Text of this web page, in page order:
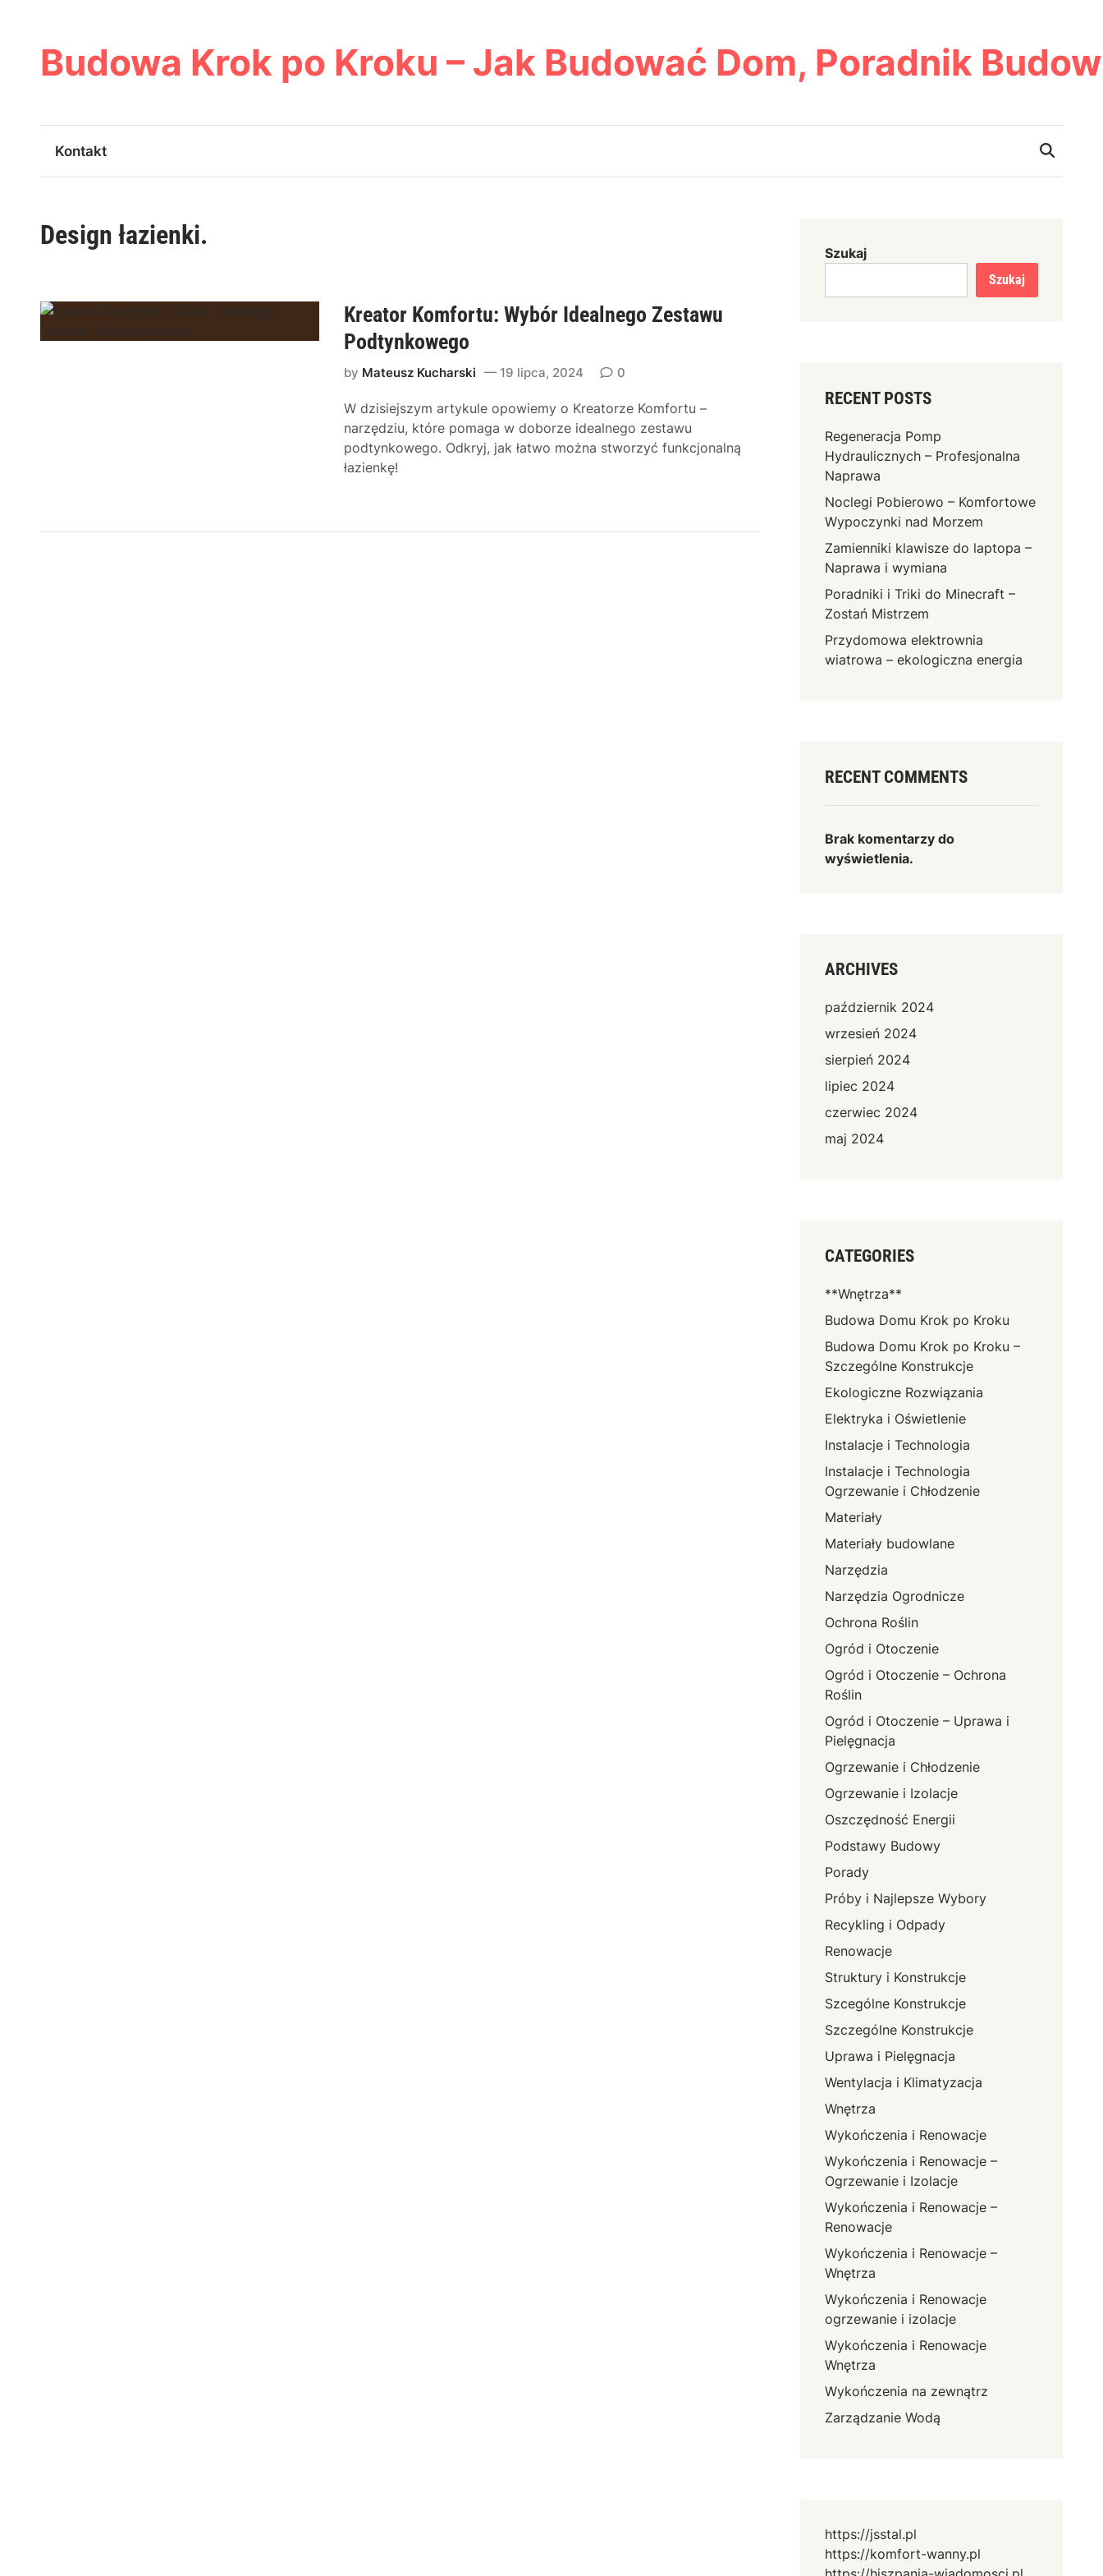
contentBudowa Krok po Kroku – Jak Budować Dom, Poradnik
Kontakt
Design łazienki.
Kreator Komfortu: Wybór Idealnego Zestawu
Podtynkowego
by Mateusz Kucharski 19 lipca, 2024 0
W dzisiejszym artykule opowiemy o Kreatorze Komfortu –
narzędziu, które pomaga w doborze idealnego zestawu
podtynkowego. Odkryj, jak łatwo można stworzyć funkcjonalną
łazienkę!
Szukaj
Szukaj
RECENT POSTS
Regeneracja Pomp
Hydraulicznych – Profesjonalna
Naprawa
Noclegi Pobierowo – Komfortowe
Wypoczynki nad Morzem
Zamienniki klawisze do laptopa –
Naprawa i wymiana
Poradniki i Triki do Minecraft –
Zostań Mistrzem
Przydomowa elektrownia
wiatrowa – ekologiczna energia
RECENT COMMENTS
Brak komentarzy do
wyświetlenia.
ARCHIVES
październik 2024
wrzesień 2024
sierpień 2024
lipiec 2024
czerwiec 2024
maj 2024
CATEGORIES
**Wnętrza**
Budowa Domu Krok po Kroku
Budowa Domu Krok po Kroku –
Szczególne Konstrukcje
Ekologiczne Rozwiązania
Elektryka i Oświetlenie
Instalacje i Technologia
Instalacje i Technologia
Ogrzewanie i Chłodzenie
Materiały
Materiały budowlane
Narzędzia
Narzędzia Ogrodnicze
Ochrona Roślin
Ogród i Otoczenie
Ogród i Otoczenie – Ochrona
Roślin
Ogród i Otoczenie – Uprawa i
Pielęgnacja
Ogrzewanie i Chłodzenie
Ogrzewanie i Izolacje
Oszczędność Energii
Podstawy Budowy
Porady
Próby i Najlepsze Wybory
Recykling i Odpady
Renowacje
Struktury i Konstrukcje
Szcególne Konstrukcje
Szczególne Konstrukcje
Uprawa i Pielęgnacja
Wentylacja i Klimatyzacja
Wnętrza
Wykończenia i Renowacje
Wykończenia i Renowacje –
Ogrzewanie i Izolacje
Wykończenia i Renowacje –
Renowacje
Wykończenia i Renowacje –
Wnętrza
Wykończenia i Renowacje
ogrzewanie i izolacje
Wykończenia i Renowacje
Wnętrza
Wykończenia na zewnątrz
Zarządzanie Wodą
https://jsstal.pl
https://komfort-wanny.pl